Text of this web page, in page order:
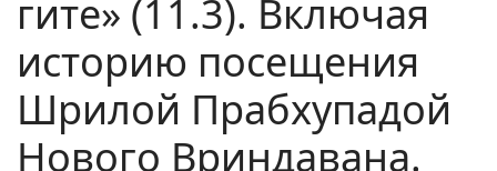
гите» (11.3). Включая
историю посещения
Шрилой Прабхупадой
Нового Вриндавана.